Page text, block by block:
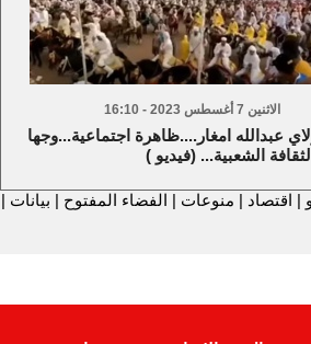
الاثنين 7 أغسطس 2023 - 16:10
عبدالله امغار....ظاهرة اجتماعية...وجها
الشعبية... (فيديو )
| اقتصاد | منوعات | الفضاء المفتوح | بيانات |